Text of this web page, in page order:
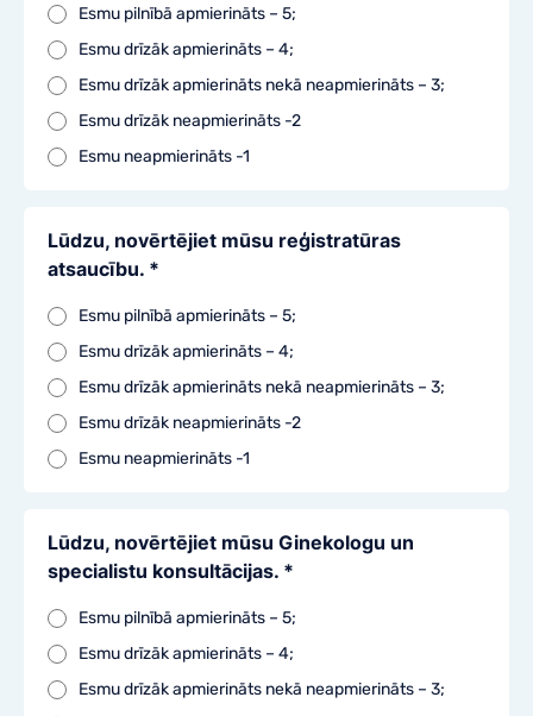
Esmu pilnībā apmierināts – 5;
Esmu drīzāk apmierināts – 4;
Esmu drīzāk apmierināts nekā neapmierināts – 3;
Esmu drīzāk neapmierināts -2
Esmu neapmierināts -1
Lūdzu, novērtējiet mūsu reģistratūras
atsaucību. *
Esmu pilnībā apmierināts – 5;
Esmu drīzāk apmierināts – 4;
Esmu drīzāk apmierināts nekā neapmierināts – 3;
Esmu drīzāk neapmierināts -2
Esmu neapmierināts -1
Lūdzu, novērtējiet mūsu Ginekologu un
specialistu konsultācijas. *
Esmu pilnībā apmierināts – 5;
Esmu drīzāk apmierināts – 4;
Esmu drīzāk apmierināts nekā neapmierināts – 3;